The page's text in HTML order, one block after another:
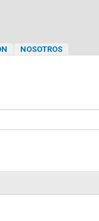
NOSOTROS